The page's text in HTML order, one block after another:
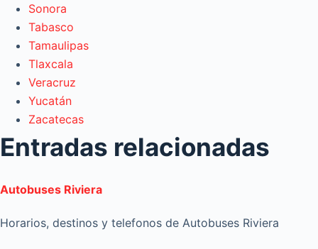
Sonora
Tabasco
Tamaulipas
Tlaxcala
Veracruz
Yucatán
Zacatecas
Entradas relacionadas
Autobuses Riviera
Horarios, destinos y telefonos de Autobuses Riviera